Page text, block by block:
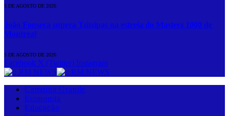
5 DE AGOSTO DE 2026
João Fonseca supera Tsitsipas na estreia do Masters 1000 de
Montreal
5 DE AGOSTO DE 2026
Facebook X (Twitter) Instagram
Campina Grande
Economia
Educação